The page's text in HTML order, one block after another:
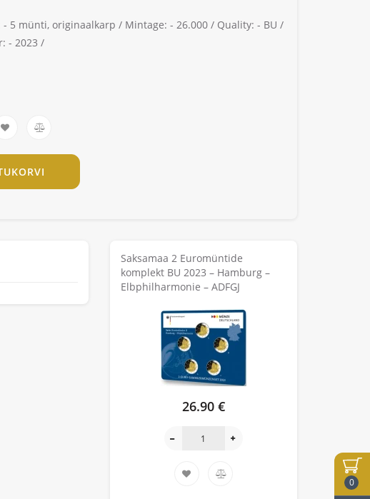
0
- 5 münti, originaalkarp / Mintage: - 26.000 / Quality: - BU /
- 2023 /
Saksamaa 2 Euromüntide
komplekt BU 2023 – Hamburg –
Elbphilharmonie – ADFGJ
26.90 €